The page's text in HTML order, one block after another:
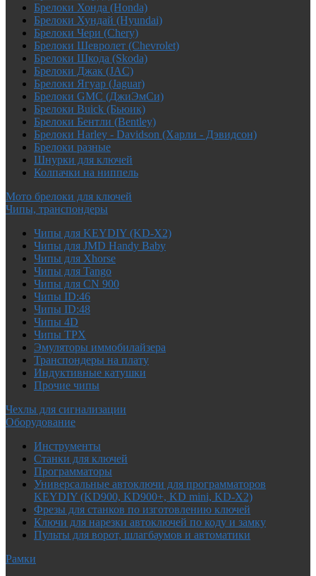
Брелоки Хонда (Honda)
Брелоки Хундай (Hyundai)
Брелоки Чери (Chery)
Брелоки Шевролет (Chevrolet)
Брелоки Шкода (Skoda)
Брелоки Джак (JAC)
Брелоки Ягуар (Jaguar)
Брелоки GMC (ДжиЭмСи)
Брелоки Buick (Бьюик)
Брелоки Бентли (Bentley)
Брелоки Harley - Davidson (Харли - Дэвидсон)
Брелоки разные
Шнурки для ключей
Колпачки на ниппель
Мото брелоки для ключей
Чипы, транспондеры
Чипы для KEYDIY (KD-X2)
Чипы для JMD Handy Baby
Чипы для Xhorse
Чипы для Tango
Чипы для CN 900
Чипы ID:46
Чипы ID:48
Чипы 4D
Чипы TPX
Эмуляторы иммобилайзера
Транспондеры на плату
Индуктивные катушки
Прочие чипы
Чехлы для сигнализации
Оборудование
Инструменты
Cтанки для ключей
Программаторы
Универсальные автоключи для программаторов
KEYDIY (KD900, KD900+, KD mini, KD-X2)
Фрезы для станков по изготовлению ключей
Ключи для нарезки автоключей по коду и замку
Пульты для ворот, шлагбаумов и автоматики
Рамки